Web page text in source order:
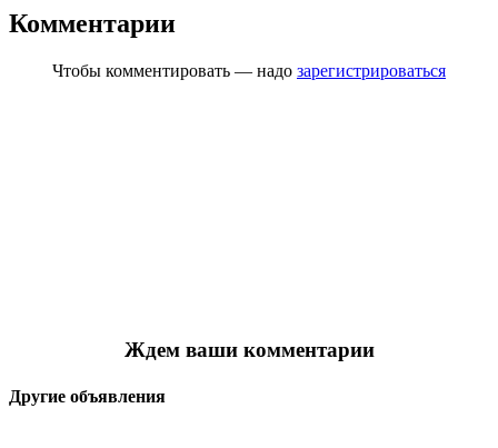
Комментарии
Чтобы комментировать — надо зарегистрироваться
Ждем ваши комментарии
Другие объявления